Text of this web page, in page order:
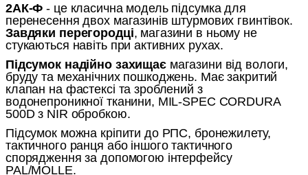
2АК-Ф - це класична модель підсумка для
перенесення двох магазинів штурмових гвинтівок.
Завдяки перегородці, магазини в ньому не
стукаються навіть при активних рухах.
Підсумок надійно захищаємагазини від вологи,
бруду та механічних пошкоджень. Має закритий
клапан на фастексі та зроблений з
водонепроникної тканини, MIL-SPEC CORDURA
500D з NIR обробкою.
Підсумок можна кріпити до РПС, бронежилету,
тактичного ранця або іншого тактичного
спорядження за допомогою інтерфейсу
PAL/MOLLE.